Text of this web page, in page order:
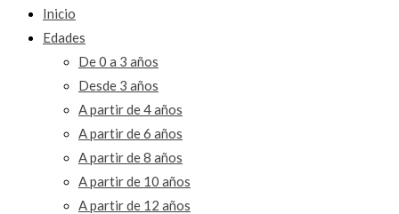
Inicio
Edades
De 0 a 3 años
Desde 3 años
A partir de 4 años
A partir de 6 años
A partir de 8 años
A partir de 10 años
A partir de 12 años